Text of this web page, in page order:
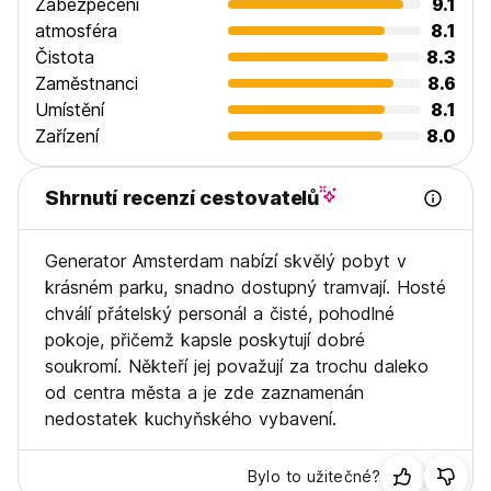
Zabezpečení
9.1
atmosféra
8.1
Čistota
8.3
Zaměstnanci
8.6
Umístění
8.1
Zařízení
8.0
Shrnutí recenzí cestovatelů
Generator Amsterdam nabízí skvělý pobyt v
krásném parku, snadno dostupný tramvají. Hosté
chválí přátelský personál a čisté, pohodlné
pokoje, přičemž kapsle poskytují dobré
soukromí. Někteří jej považují za trochu daleko
od centra města a je zde zaznamenán
nedostatek kuchyňského vybavení.
Bylo to užitečné?